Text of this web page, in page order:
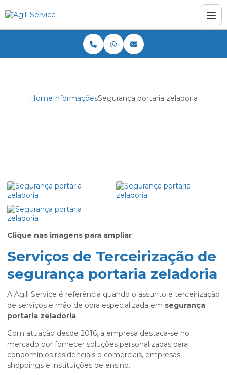
HomeInformaçõesSegurança portaria zeladoria
Clique nas imagens para ampliar
Serviços de Terceirização de
segurança portaria zeladoria
A Agill Service é referência quando o assunto é terceirização
de serviços e mão de obra especializada em segurança
portaria zeladoria.
Com atuação desde 2016, a empresa destaca-se no
mercado por fornecer soluções personalizadas para
condomínios residenciais e comerciais, empresas,
shoppings e instituições de ensino.